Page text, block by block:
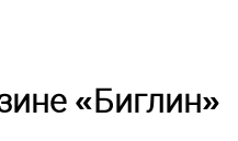
«Биглин»